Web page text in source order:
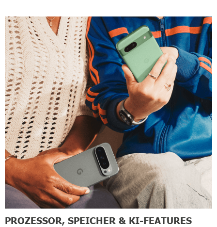
PROZESSOR, SPEICHER & KI-FEATURES